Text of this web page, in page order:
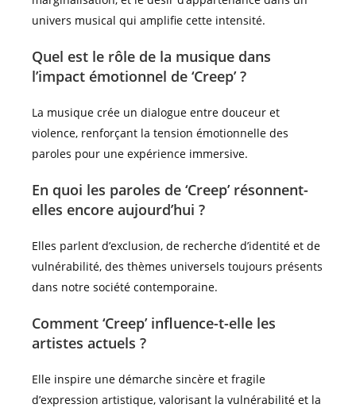
univers musical qui amplifie cette intensité.
Quel est le rôle de la musique dans
l’impact émotionnel de ‘Creep’ ?
La musique crée un dialogue entre douceur et
violence, renforçant la tension émotionnelle des
paroles pour une expérience immersive.
En quoi les paroles de ‘Creep’ résonnent-
elles encore aujourd’hui ?
Elles parlent d’exclusion, de recherche d’identité et de
vulnérabilité, des thèmes universels toujours présents
dans notre société contemporaine.
Comment ‘Creep’ influence-t-elle les
artistes actuels ?
Elle inspire une démarche sincère et fragile
d’expression artistique, valorisant la vulnérabilité et la